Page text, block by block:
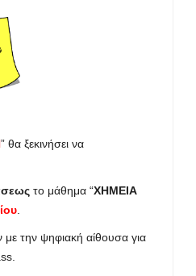
” θα ξεκινήσει να
το μάθημα “ΧΗΜΕΙΑ
με την ψηφιακή αίθουσα για